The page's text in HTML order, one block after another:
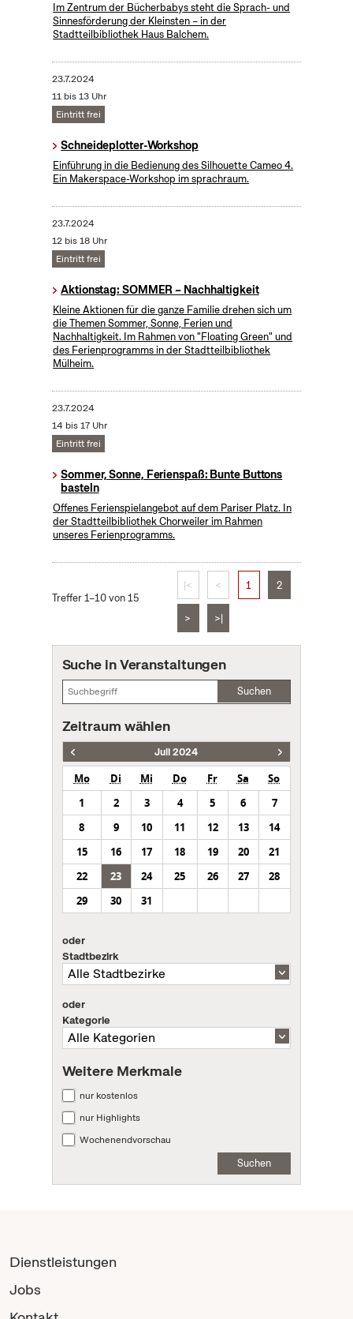
Im Zentrum der Bücherbabys steht die Sprach- und
Sinnesförderung der Kleinsten – in der
Stadtteilbibliothek Haus Balchem.
23.7.2024
11 bis 13 Uhr
Eintritt frei
Schneideplotter-Workshop
​Einführung in die Bedienung des Silhouette Cameo 4.
Ein Makerspace-Workshop im sprachraum.
23.7.2024
12 bis 18 Uhr
Eintritt frei
Aktionstag: SOMMER – Nachhaltigkeit
Kleine Aktionen für die ganze Familie drehen sich um
die Themen Sommer, Sonne, Ferien und
Nachhaltigkeit. Im Rahmen von "Floating Green" und
des Ferienprogramms in der Stadtteilbibliothek
Mülheim.
23.7.2024
14 bis 17 Uhr
Eintritt frei
Sommer, Sonne, Ferienspaß: Bunte Buttons
basteln
Offenes Ferienspielangebot auf dem Pariser Platz. In
der Stadtteilbibliothek Chorweiler im Rahmen
unseres Ferienprogramms.
Treffer 1–10 von 15
|< < 1 2
> >|
Suche in Veranstaltungen
Suchen
Zeitraum wählen
Juli 2024
Mo Di Mi Do Fr Sa
So
1
2 3 4 5 6
7
8
9 10 11 12 13
14
15
16 17 18 19 20
21
22
23 24 25 26 27
28
29
30 31
oder
Stadtbezirk
oder
Kategorie
Weitere Merkmale
nur kostenlos
nur Highlights
Wochenendvorschau
Suchen
Dienstleistungen
Jobs